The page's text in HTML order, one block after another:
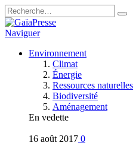
Naviguer
Environnement
Climat
Énergie
Ressources naturelles
Biodiversité
Aménagement
En vedette
16 août 2017 0